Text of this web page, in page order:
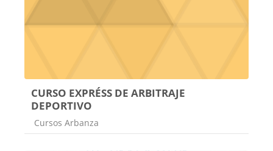
CURSO EXPRÉSS DE ARBITRAJE
DEPORTIVO
Categoría de cursos
Cursos Arbanza